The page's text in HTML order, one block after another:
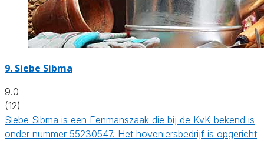
9. Siebe Sibma
9.0
(12)
Siebe Sibma is een Eenmanszaak die bij de KvK bekend is
onder nummer 55230547. Het hoveniersbedrijf is opgericht